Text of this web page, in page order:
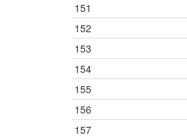
151
152
153
154
155
156
157